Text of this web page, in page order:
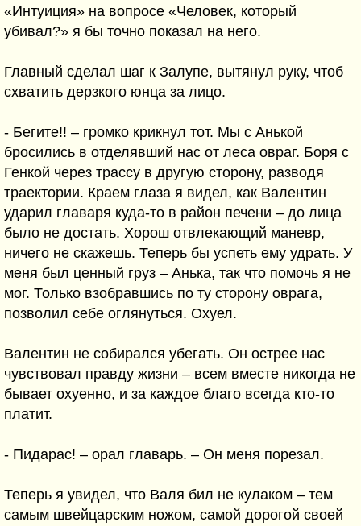
«Интуиция» на вопросе «Человек, который
убивал?» я бы точно показал на него.
Главный сделал шаг к Залупе, вытянул руку, чтоб
схватить дерзкого юнца за лицо.
- Бегите!! – громко крикнул тот. Мы с Анькой
бросились в отделявший нас от леса овраг. Боря с
Генкой через трассу в другую сторону, разводя
траектории. Краем глаза я видел, как Валентин
ударил главаря куда-то в район печени – до лица
было не достать. Хорош отвлекающий маневр,
ничего не скажешь. Теперь бы успеть ему удрать. У
меня был ценный груз – Анька, так что помочь я не
мог. Только взобравшись по ту сторону оврага,
позволил себе оглянуться. Охуел.
Валентин не собирался убегать. Он острее нас
чувствовал правду жизни – всем вместе никогда не
бывает охуенно, и за каждое благо всегда кто-то
платит.
- Пидарас! – орал главарь. – Он меня порезал.
Теперь я увидел, что Валя бил не кулаком – тем
самым швейцарским ножом, самой дорогой своей